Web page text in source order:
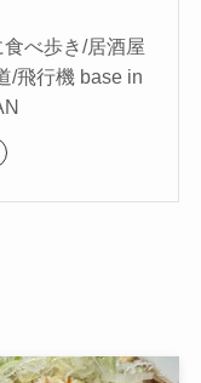
べ歩き/居酒屋
/飛行機 base in